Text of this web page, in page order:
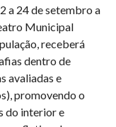
a 24 de setembro a
Municipal
receberá
dentro de
avaliadas e
promovendo o
do interior e